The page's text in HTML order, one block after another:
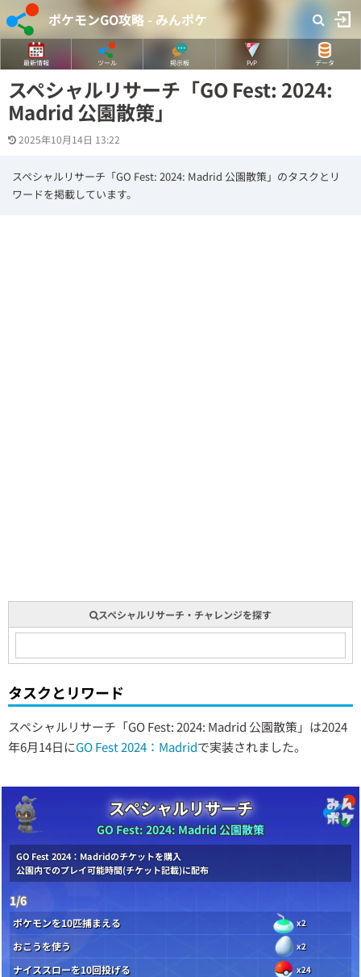
ポケモンGO攻略 - みんポケ
最新情報 ツール 掲示板 PvP データ
スペシャルリサーチ「GO Fest: 2024:
Madrid 公園散策」
2025年10月14日 13:22
スペシャルリサーチ「GO Fest: 2024: Madrid 公園散策」のタスクとリ
ワードを掲載しています。
スペシャルリサーチ・チャレンジを探す
タスクとリワード
スペシャルリサーチ「GO Fest: 2024: Madrid 公園散策」は2024
年6月14日にGO Fest 2024：Madridで実装されました。
スペシャルリサーチ
GO Fest: 2024: Madrid 公園散策
GO Fest 2024：Madridのチケットを購入
公園内でのプレイ可能時間(チケット記載)に配布
1/6
ポケモンを10匹捕まえる x2
おこうを使う x2
ナイススローを10回投げる x24